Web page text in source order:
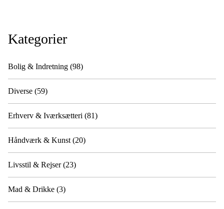
Kategorier
Bolig & Indretning (98)
Diverse (59)
Erhverv & Iværksætteri (81)
Håndværk & Kunst (20)
Livsstil & Rejser(23)
Mad & Drikke (3)